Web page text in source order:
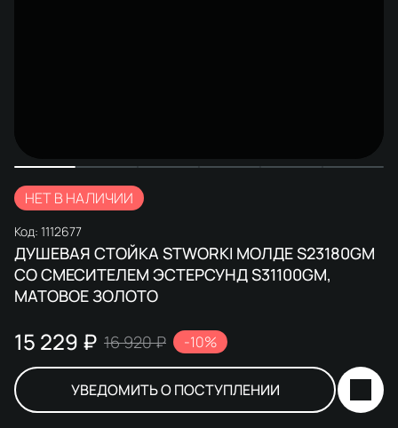
НЕТ В НАЛИЧИИ
Код: 1112677
ДУШЕВАЯ СТОЙКА STWORKI МОЛДЕ S23180GM
СО СМЕСИТЕЛЕМ ЭСТЕРСУНД S31100GM,
МАТОВОЕ ЗОЛОТО
15 229 ₽ 16 920 ₽ -10%
УВЕДОМИТЬ О ПОСТУПЛЕНИИ